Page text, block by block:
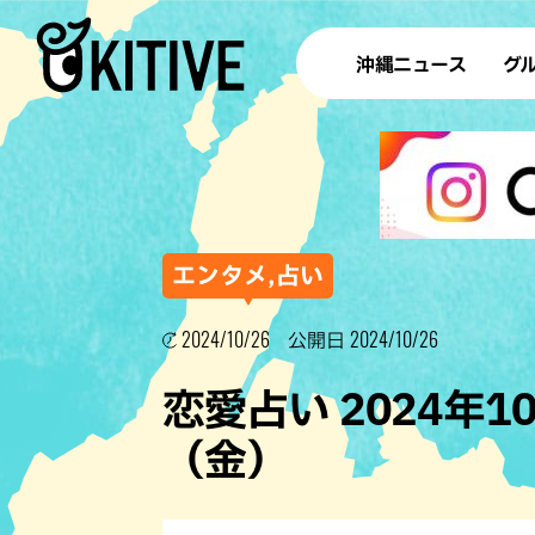
沖縄ニュース グ
ラ
テイ
すし
洋食・
ステー
その他
エンタメ,占い
2024/10/26 公開日 2024/10/26
恋愛占い 2024年
（金）